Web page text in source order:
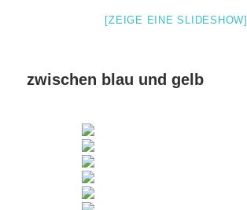
[ZEIGE EINE SLIDESHOW]
zwischen blau und gelb